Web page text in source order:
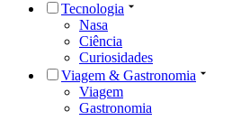
Tecnologia
Nasa
Ciência
Curiosidades
Viagem & Gastronomia
Viagem
Gastronomia